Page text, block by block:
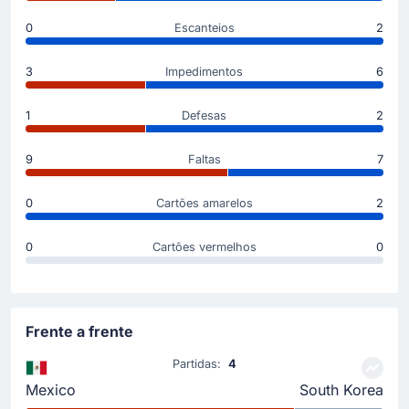
0 Escanteios 2
3 Impedimentos 6
1 Defesas 2
9 Faltas 7
0 Cartões amarelos 2
0 Cartões vermelhos 0
Frente a frente
Mexico
Partidas: 4
South Korea